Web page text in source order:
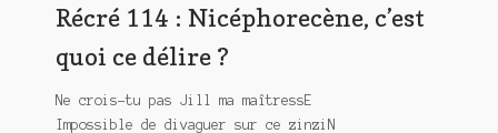
Mes romans
Meurtre en alternance
Meurtre sous couverture
Récré 114 : Nicéphorecène, c’est
quoi ce délire ?
Ne crois-tu pas Jill ma maîtressE
Impossible de divaguer sur ce zinziN